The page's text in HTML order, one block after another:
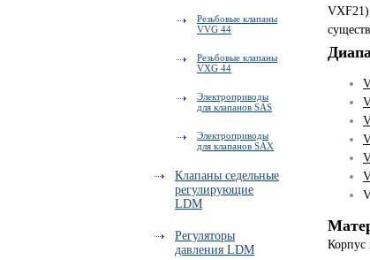
Резьбовые клапаны
VVG 44
Резьбовые клапаны
VXG 44
Электроприводы
для клапанов SAS
Электроприводы
для клапанов SAX
Клапаны седельные
регулирующие
LDM
Регуляторы
давления LDM
Корпус